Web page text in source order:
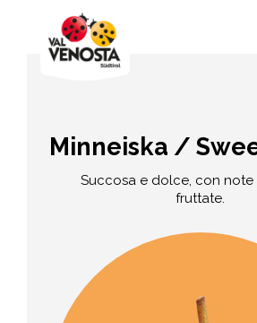
Minneiska /
Succosa e dolce, con
fruttate.